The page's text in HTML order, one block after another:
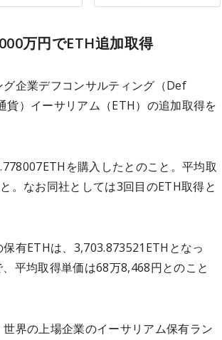
万円でETH追加取得
企業デフコンサルティング（Def
）イーサリアム（ETH）の追加取得を
を購入したとのこと。平均取
。なお同社としては3回目のETH取得と
有ETHは、3,703.873521ETHとなっ
平均取得単価は68万8,468円とのこと
界の上場企業のイーサリアム保有ラン